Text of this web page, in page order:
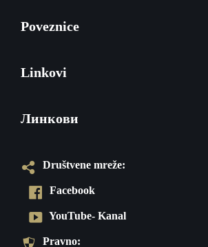
Poveznice
Linkovi
Линкови
Društvene mreže:
Facebook
YouTube- Kanal
Pravno: